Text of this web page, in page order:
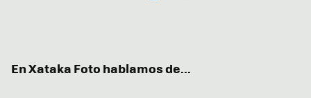
En Xataka Foto hablamos de...